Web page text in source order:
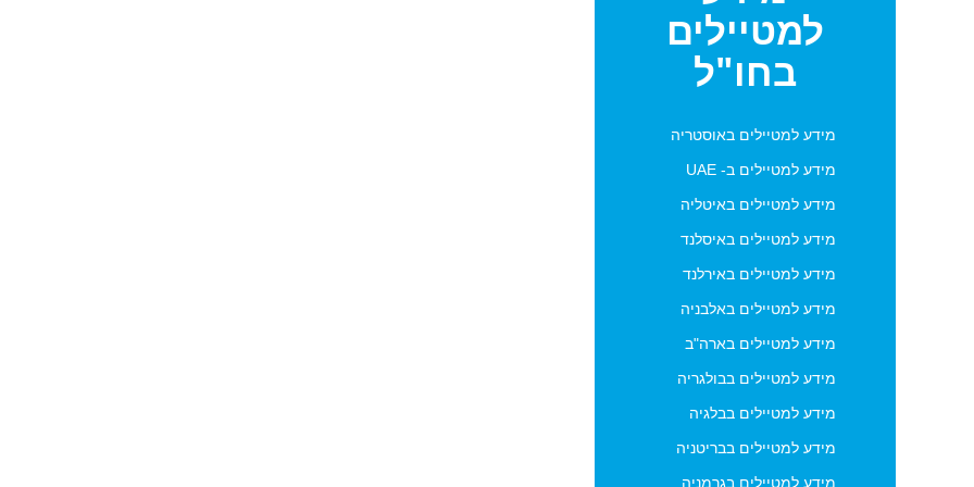
למטיילים
בחו"ל
מידע למטיילים באוסטריה
מידע למטיילים ב- UAE
מידע למטיילים באיטליה
מידע למטיילים באיסלנד
מידע למטיילים באירלנד
מידע למטיילים באלבניה
מידע למטיילים בארה"ב
מידע למטיילים בבולגריה
מידע למטיילים בבלגיה
מידע למטיילים בבריטניה
מידע למטיילים בגרמניה